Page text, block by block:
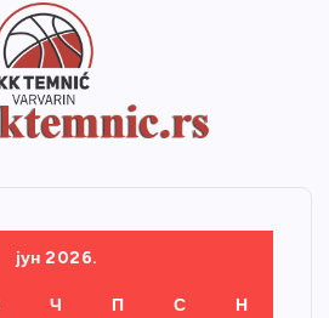
јун 2026.
Ч П С Н